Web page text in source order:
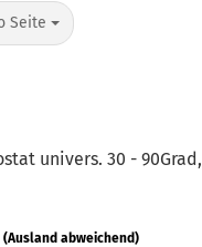
Seite
univers. 30 - 90Grad,
(Ausland abweichend)